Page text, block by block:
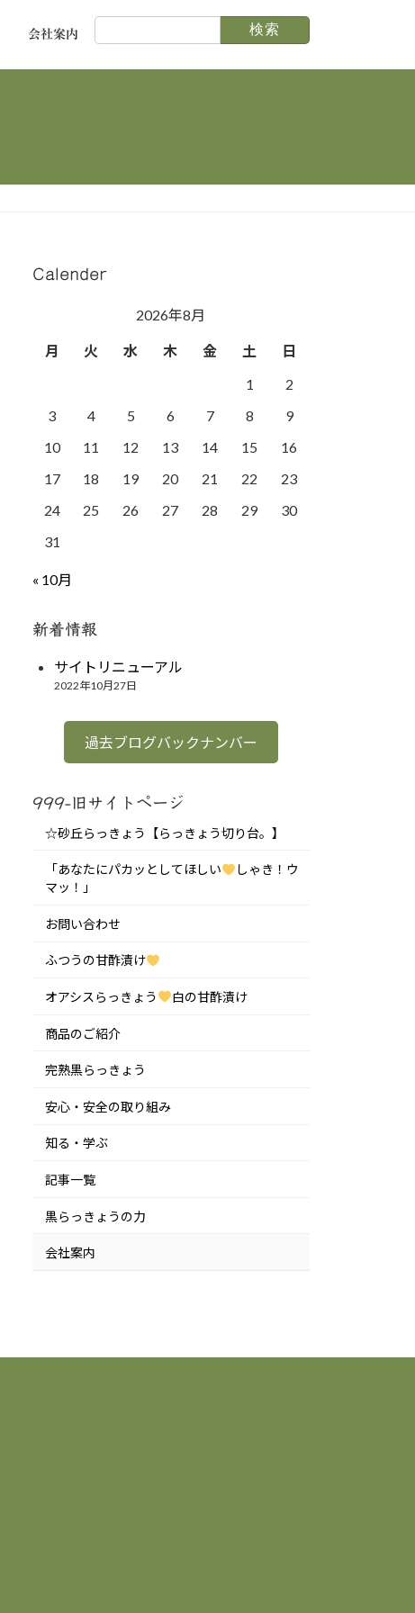
会社案内
索:
Calender
2026年8月
月 火 水 木 金 土
日
1
2
3
4 5 6 7 8
9
10
11 12 13 14 15
16
17
18 19 20 21 22
23
24
25 26 27 28 29
30
31
« 10月
新着情報
サイトリニューアル
2022年10月27日
過去ブログバックナンバー
999-旧サイトページ
☆砂丘らっきょう【らっきょう切り台。】
「あなたにパカッとしてほしい
しゃき！ウ
マッ！」
お問い合わせ
ふつうの甘酢漬け
オアシスらっきょう 白の甘酢漬け
商品のご紹介
完熟黒らっきょう
安心・安全の取り組み
知る・学ぶ
記事一覧
黒らっきょうの力
会社案内